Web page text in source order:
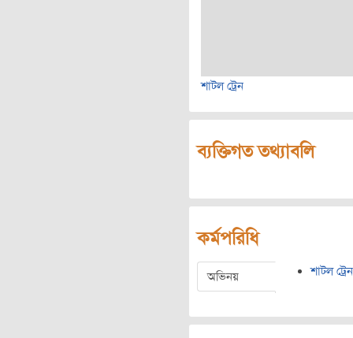
শাটল ট্রেন
ব্যক্তিগত তথ্যাবলি
কর্মপরিধি
অভিনয় শাটল ট্রেন